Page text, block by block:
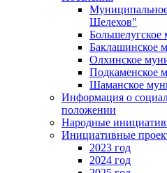
Шелехов"
Большелугское
Баклашинское
Олхинское
Подкаменское
Шаманское
Информация о
положении
Народные
Инициативные
2023 год
2024 год